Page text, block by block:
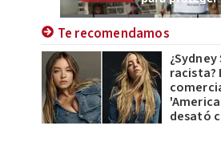
Te recomendamos
racista?
desató